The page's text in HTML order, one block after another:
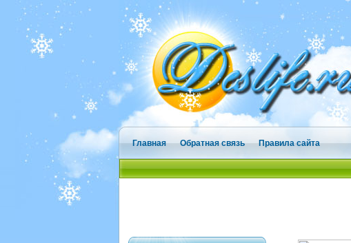
Главная Обратная связь Правила сайта